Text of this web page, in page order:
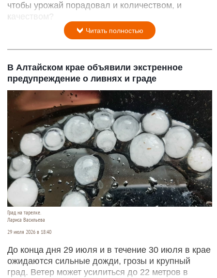
чтобы урожай порадовал и количеством, и
качеством?
Читать полностью
В Алтайском крае объявили экстренное
предупреждение о ливнях и граде
Град на тарелке.
Лариса Васильева
29 июля 2026 в 18:40
До конца дня 29 июля и в течение 30 июля в крае
ожидаются сильные дожди, грозы и крупный
град. Ветер может усилиться до 22 метров в